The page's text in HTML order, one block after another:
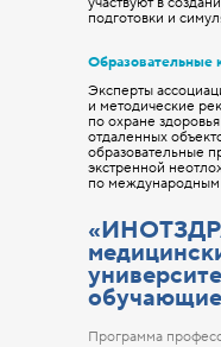
Образовательные
Программа
подготовки и
Эксперты
и методические
по охране
отдаленных
образовательные
экстренной
по международным